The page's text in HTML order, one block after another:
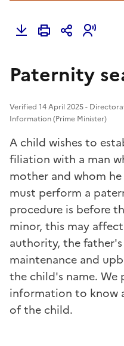
Paternity
Verified 14 April 2025 -
Information (Prime Minister)
A child wishes to
filiation with a man
mother and whom
must perform a
procedure is before
minor, this may
authority, the
maintenance and
the child's name. We
information to know
of the child.